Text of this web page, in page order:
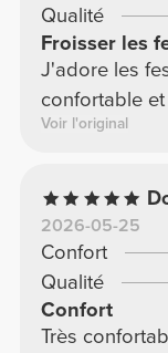
Qualité
Froisser les
J'adore les
confortable
Voir l'original
2026-05-25
Confort
Qualité
Confort
Très